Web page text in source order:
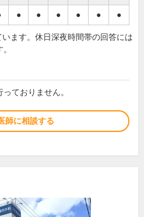
● ● ● ● ● ●
ます。休日深夜時間帯の回答には
ておりません。
師に相談する